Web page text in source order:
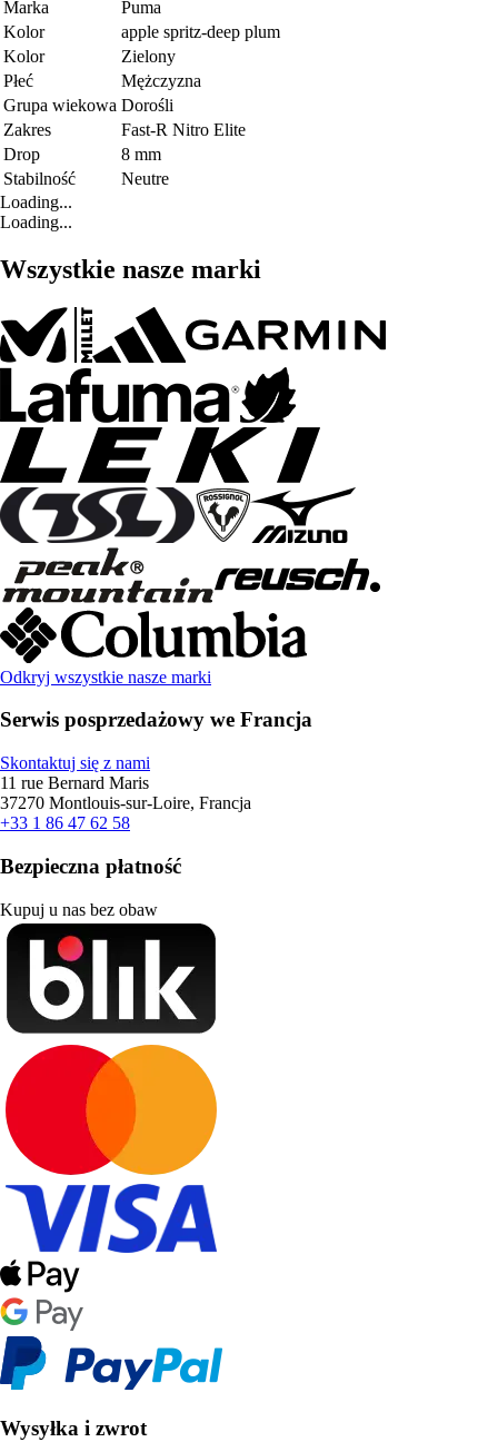
Marka
Puma
Kolor
apple spritz-deep plum
Kolor
Zielony
Płeć
Mężczyzna
Grupa wiekowa Dorośli
Zakres
Fast-R Nitro Elite
Drop
8 mm
Stabilność
Neutre
Loading...
Loading...
Wszystkie nasze marki
Odkryj wszystkie nasze marki
Serwis posprzedażowy we Francja
Skontaktuj się z nami
11 rue Bernard Maris
37270 Montlouis-sur-Loire, Francja
+33 1 86 47 62 58
Bezpieczna płatność
Kupuj u nas bez obaw
Wysyłka i zwrot